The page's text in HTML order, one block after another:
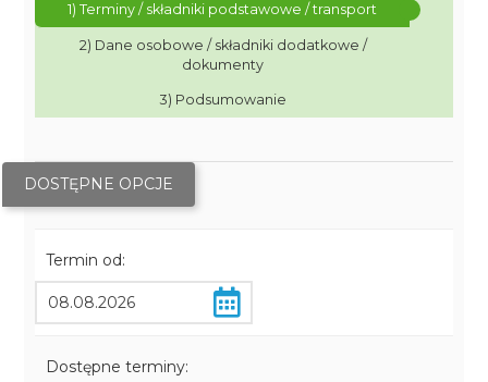
1) Terminy / składniki podstawowe / transport
2) Dane osobowe / składniki dodatkowe /
dokumenty
3) Podsumowanie
DOSTĘPNE OPCJE
Termin od:
Dostępne terminy: